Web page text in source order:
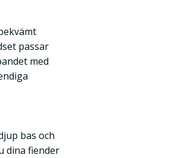
passar
med
bas och
dina fiender